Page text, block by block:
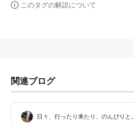
このタグの解説について
関連ブログ
日々、行ったり来たり、のんびりと。